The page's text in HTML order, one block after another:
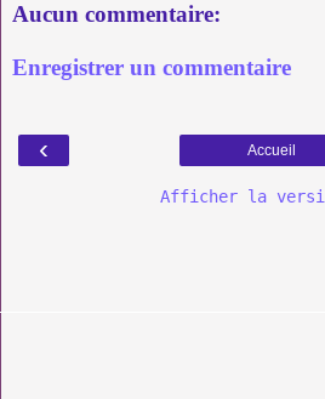
Aucun commentaire:
Enregistrer un commentaire
‹ Accueil
Afficher la